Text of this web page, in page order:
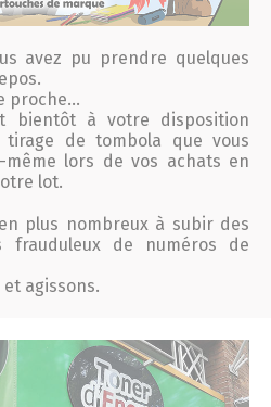
avez pu prendre quelques
proche...
bientôt à votre disposition
tirage de tombola que vous
lors de vos achats en
lot.
plus nombreux à subir des
frauduleux de numéros de
agissons.